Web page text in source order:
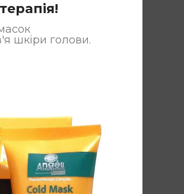
шкіри голови.